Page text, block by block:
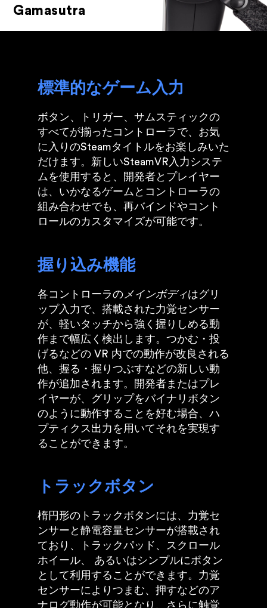
Gamasutra
標準的なゲーム入力
ボタン、トリガー、サムスティックの
すべてが揃ったコントローラで、お気
に入りのSteamタイトルをお楽しみいた
だけます。新しいSteamVR入力システ
ムを使用すると、開発者とプレイヤー
は、いかなるゲームとコントローラの
組み合わせでも、再バインドやコント
ロールのカスタマイズが可能です。
握り込み機能
各コントローラのメインボディはグリ
ップ入力で、搭載された力覚センサー
が、軽いタッチから強く握りしめる動
作まで幅広く検出します。つかむ・投
げるなどの VR 内での動作が改良される
他、握る・握りつぶすなどの新しい動
作が追加されます。開発者またはプレ
イヤーが、グリップをバイナリボタン
のように動作することを好む場合、ハ
プティクス出力を用いてそれを実現す
ることができます。
トラックボタン
楕円形のトラックボタンには、力覚セ
ンサーと静電容量センサーが搭載され
ており、トラックパッド、スクロール
ホイール、 あるいはシンプルにボタン
として利用することができます。力覚
センサーによりつまむ、押すなどのア
ナログ動作が可能となり、さらに触覚